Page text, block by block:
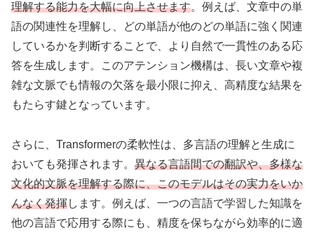
理解する能力を大幅に向上させます。例えば、文章中の単
語の関連性を理解し、どの単語が他のどの単語に強く関連
しているかを判断することで、より自然で一貫性のある応
答を生成します。このアテンション機構は、長い文章や複
雑な文脈でも情報の欠落を最小限に抑え、高精度な結果を
もたらす鍵となっています。
さらに、Transformerの柔軟性は、多言語の理解と生成に
おいても発揮されます。 異なる言語間での翻訳や、多様な
文化的文脈を理解する際に、このモデルはその実力をいか
んなく発揮します。例えば、一つの言語で学習した知識を
他の言語で応用する際にも、精度を保ちながら効率的に適